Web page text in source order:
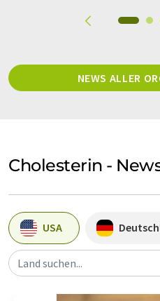
NEWS ALLER
Cholesterin -
USA
Land suchen...